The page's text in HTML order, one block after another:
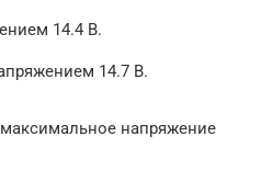
14.4 В.
14.7 В.
напряжение